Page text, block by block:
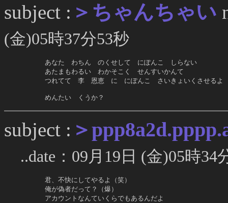
subject : ＞ちゃんちゃい
(金)05時37分53秒
     あなた　わちん　のくせして　にぽんこ　しらない
     あたまもわるい　わかそこく　せんすいかんて
     つれてて　李　恩恵　に　にぽんこ　さいきょいくさせるよ
     めんたい　くうか？
subject : ＞
..date：09月19日 (金)05時34
     君、不快にしてやるよ（笑）
     俺が偽者だって？（爆）
     アカウントなんていくらでもあるんだよ